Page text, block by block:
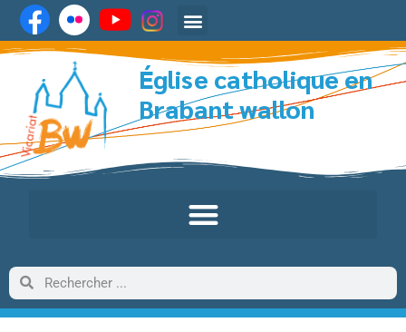
Église catholique en
Brabant wallon